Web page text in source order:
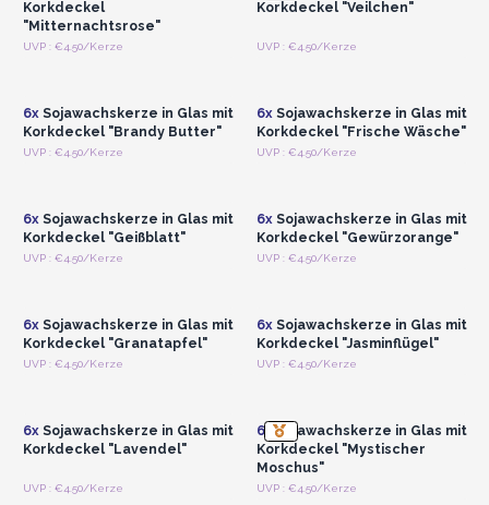
Korkdeckel
"Mitternachtsrose"
UVP : €4.50/Kerze
Korkdeckel "Veilchen"
UVP : €4.50/Kerze
Anmelden oder
6xSojawachskerze in Glas mit
Korkdeckel "Brandy Butter"
UVP : €4.50/Kerze
Anmelden oder
6xSojawachskerze in Glas mit
Korkdeckel "Frische Wäsche"
UVP : €4.50/Kerze
Anmelden oder
6xSojawachskerze in Glas mit
Korkdeckel "Geißblatt"
UVP : €4.50/Kerze
Anmelden oder
6xSojawachskerze in Glas mit
Korkdeckel "Gewürzorange"
UVP : €4.50/Kerze
Anmelden oder
6xSojawachskerze in Glas mit
Korkdeckel "Granatapfel"
UVP : €4.50/Kerze
Anmelden oder
6xSojawachskerze in Glas mit
Korkdeckel "Jasminflügel"
UVP : €4.50/Kerze
Anmelden oder
6xSojawachskerze in Glas mit
Korkdeckel "Lavendel"
UVP : €4.50/Kerze
Anmelden oder
6x Sojawachskerze in Glas mit
Korkdeckel "Mystischer
Moschus"
UVP : €4.50/Kerze
Anmelden oder
Anmelden oder